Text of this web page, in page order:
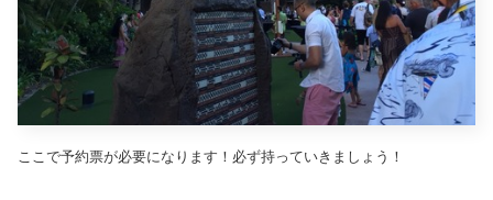
ここで予約票が必要になります！必ず持っていきましょう！